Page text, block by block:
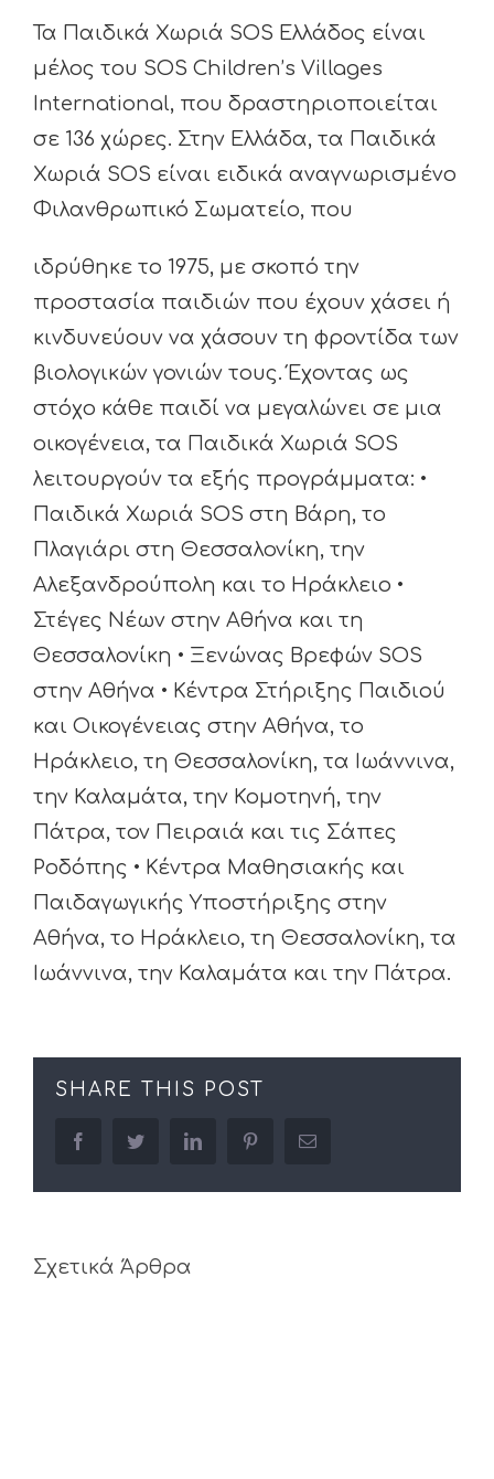
Τα Παιδικά Χωριά SOS Ελλάδος είναι
μέλος του SOS Children’s Villages
International, που δραστηριοποιείται
σε 136 χώρες. Στην Ελλάδα, τα Παιδικά
Χωριά SOS είναι ειδικά αναγνωρισμένο
Φιλανθρωπικό Σωματείο, που
ιδρύθηκε το 1975, με σκοπό την
προστασία παιδιών που έχουν χάσει ή
κινδυνεύουν να χάσουν τη φροντίδα των
βιολογικών γονιών τους. Έχοντας ως
στόχο κάθε παιδί να μεγαλώνει σε μια
οικογένεια, τα Παιδικά Χωριά SOS
λειτουργούν τα εξής προγράμματα: •
Παιδικά Χωριά SOS στη Βάρη, το
Πλαγιάρι στη Θεσσαλονίκη, την
Αλεξανδρούπολη και το Ηράκλειο •
Στέγες Νέων στην Αθήνα και τη
Θεσσαλονίκη • Ξενώνας Bρεφών SOS
στην Αθήνα • Κέντρα Στήριξης Παιδιού
και Οικογένειας στην Αθήνα, το
Ηράκλειο, τη Θεσσαλονίκη, τα Ιωάννινα,
την Καλαμάτα, την Κομοτηνή, την
Πάτρα, τον Πειραιά και τις Σάπες
Ροδόπης • Κέντρα Μαθησιακής και
Παιδαγωγικής Υποστήριξης στην
Αθήνα, το Ηράκλειο, τη Θεσσαλονίκη, τα
Ιωάννινα, την Καλαμάτα και την Πάτρα.
SHARE THIS POST
facebooktwitter linkedin pinterestEmail
Σχετικά Άρθρα